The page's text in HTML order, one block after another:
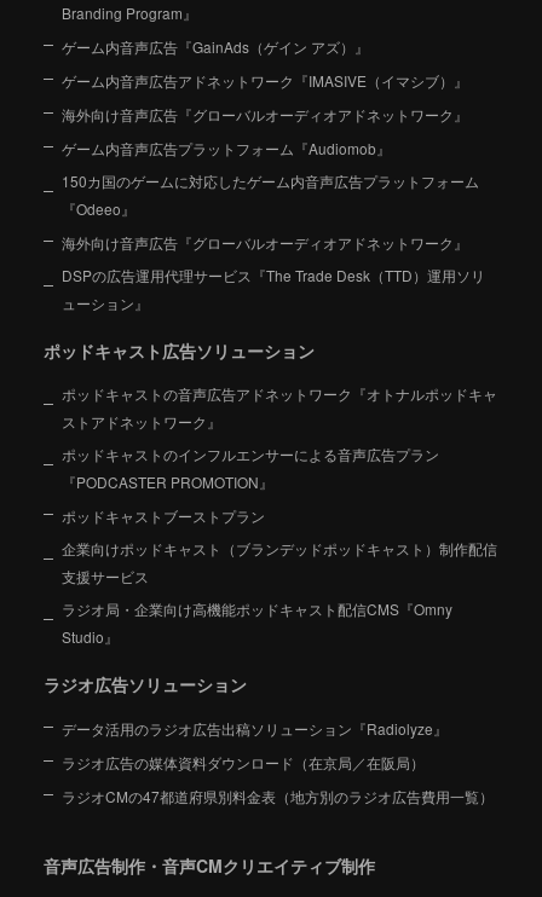
Branding Program』
ゲーム内音声広告『GainAds（ゲイン アズ）』
ゲーム内音声広告アドネットワーク『IMASIVE（イマシブ）』
海外向け音声広告『グローバルオーディオアドネットワーク』
ゲーム内音声広告プラットフォーム『Audiomob』
150カ国のゲームに対応したゲーム内音声広告プラットフォーム
『Odeeo』
海外向け音声広告『グローバルオーディオアドネットワーク』
DSPの広告運用代理サービス『The Trade Desk（TTD）運用ソリ
ューション』
ポッドキャスト広告ソリューション
ポッドキャストの音声広告アドネットワーク『オトナルポッドキャ
ストアドネットワーク』
ポッドキャストのインフルエンサーによる音声広告プラン
『PODCASTER PROMOTION』
ポッドキャストブーストプラン
企業向けポッドキャスト（ブランデッドポッドキャスト）制作配信
支援サービス
ラジオ局・企業向け高機能ポッドキャスト配信CMS『Omny
Studio』
ラジオ広告ソリューション
データ活用のラジオ広告出稿ソリューション『Radiolyze』
ラジオ広告の媒体資料ダウンロード（在京局／在阪局）
ラジオCMの47都道府県別料金表（地方別のラジオ広告費用一覧）
音声広告制作・音声CMクリエイティブ制作